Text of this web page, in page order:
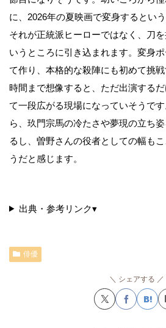
に、2026年の夏映画で変身するとい
それが正統派ヒーローではなく、刀
いうところに引き込まれます。変身
て作り、本格的な殺陣にも初めて挑
時間まで想像すると、ただ出演する
て一段広がる現場になっていそうで
ら、玖門宗馬の冷たさや夢現の立ち
るし、曽野さんの役者としての幅も
うだと感じます。
出典・参考リンク▾
俳優
シェアする